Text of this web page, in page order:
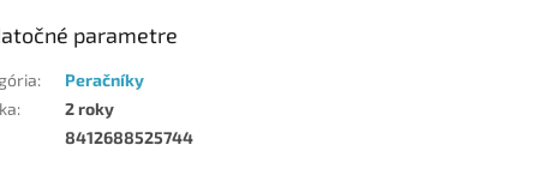
parametre
:
Peračníky
:
2 roky
8412688525744